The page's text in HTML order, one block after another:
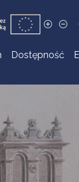
Dostępność